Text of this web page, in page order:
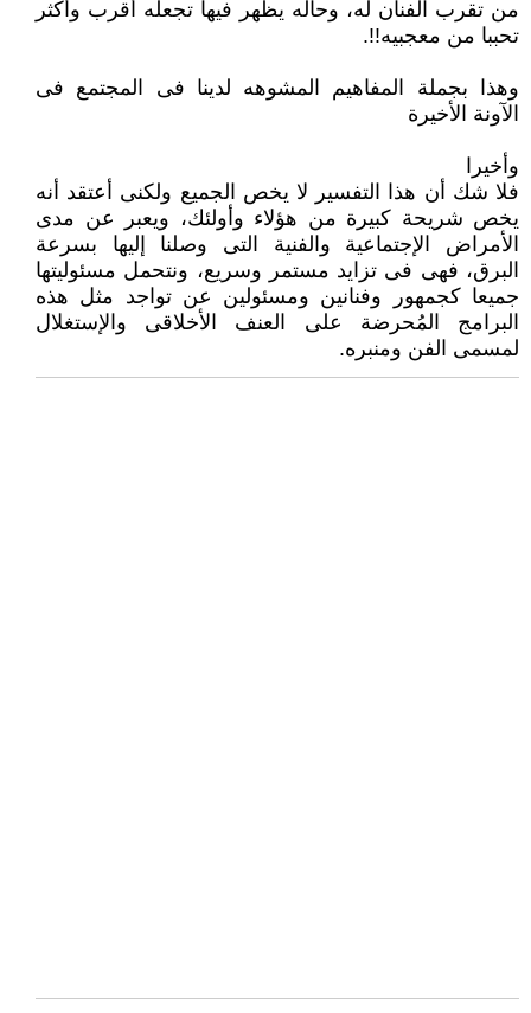
من تقرب الفنان له، وحاله يظهر فيها تجعله أقرب وأكثر
تحببا من معجبيه!!.
وهذا بجملة المفاهيم المشوهه لدينا فى المجتمع فى
الآونة الأخيرة
وأخيرا
فلا شك أن هذا التفسير لا يخص الجميع ولكنى أعتقد أنه
يخص شريحة كبيرة من هؤلاء وأولئك، ويعبر عن مدى
الأمراض الإجتماعية والفنية التى وصلنا إليها بسرعة
البرق، فهى فى تزايد مستمر وسريع، ونتحمل مسئوليتها
جميعا كجمهور وفنانين ومسئولين عن تواجد مثل هذه
البرامج المُحرضة على العنف الأخلاقى والإستغلال
لمسمى الفن ومنبره.